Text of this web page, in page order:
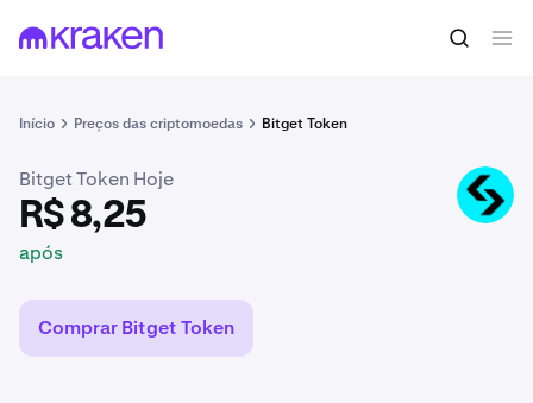
Início Preços das criptomoedas Bitget Token
R$ 8,25 Comprar BGB
Bitget Token Hoje
R$ 8,25
após
BGB
Comprar Bitget Token